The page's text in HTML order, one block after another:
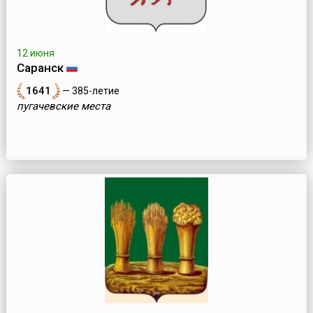
12 июня
Саранск
1641 — 385-летие
пугачевские места